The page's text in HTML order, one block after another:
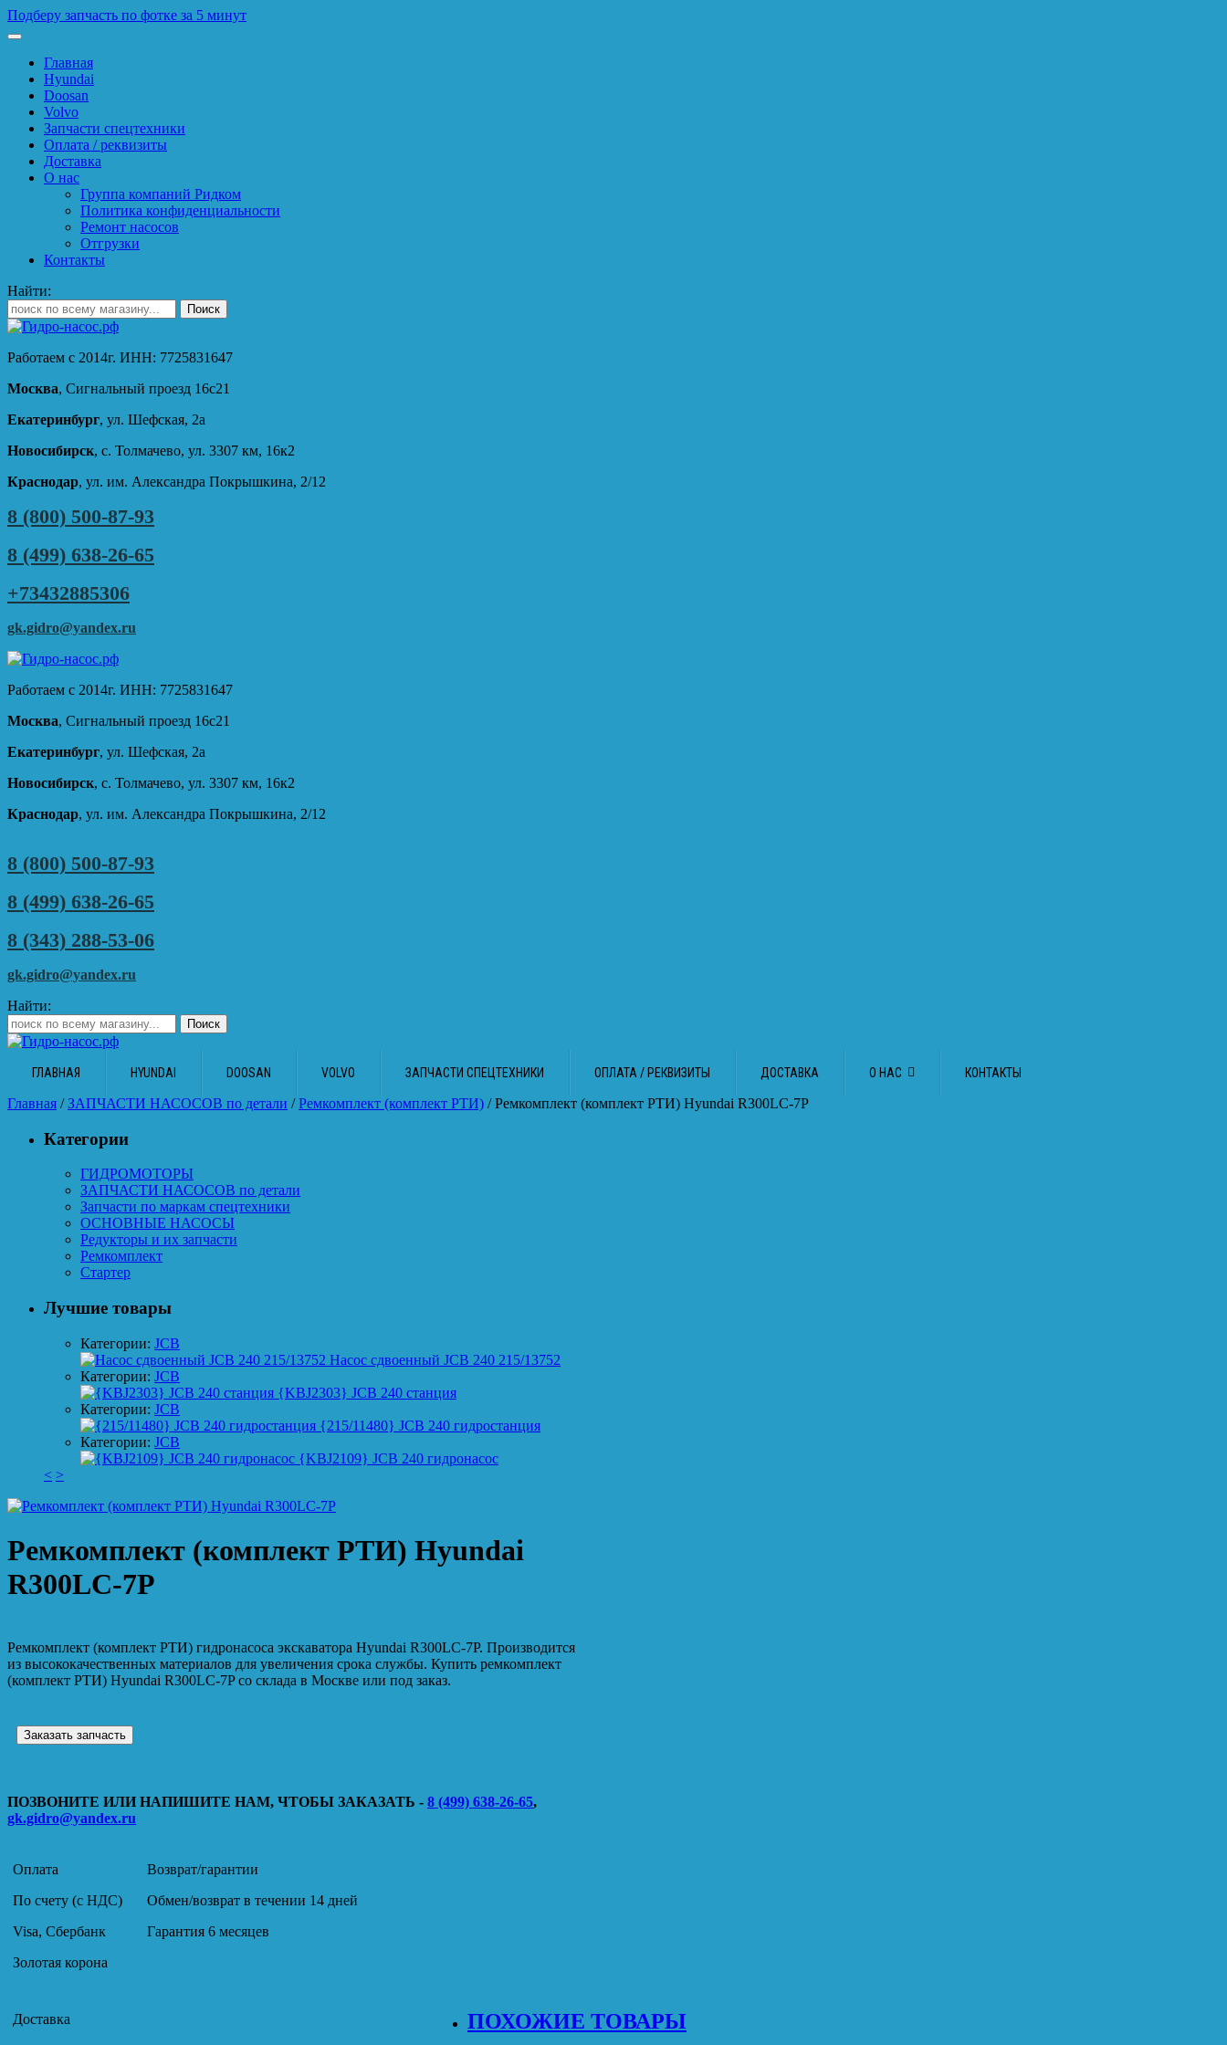
Подберу запчасть по фотке за 5 минут
Главная
Hyundai
Doosan
Volvo
Запчасти спецтехники
Оплата / реквизиты
Доставка
О нас
Группа компаний Ридком
Политика конфиденциальности
Ремонт насосов
Отгрузки
Контакты
Найти:
Работаем с 2014г. ИНН: 7725831647
Москва, Сигнальный проезд 16с21
Екатеринбург, ул. Шефская, 2а
Новосибирск, с. Толмачево, ул. 3307 км, 16к2
Краснодар, ул. им. Александра Покрышкина, 2/12
8 (800) 500-87-93
8 (499) 638-26-65
+73432885306
gk.gidro@yandex.ru
Работаем с 2014г. ИНН: 7725831647
Москва, Сигнальный проезд 16с21
Екатеринбург, ул. Шефская, 2а
Новосибирск, с. Толмачево, ул. 3307 км, 16к2
Краснодар, ул. им. Александра Покрышкина, 2/12
8 (800) 500-87-93
8 (499) 638-26-65
8 (343) 288-53-06
gk.gidro@yandex.ru
Найти:
ГЛАВНАЯ HYUNDAI DOOSAN VOLVO ЗАПЧАСТИ СПЕЦТЕХНИКИ ОПЛАТА / РЕКВИЗИТЫ ДОСТАВКА О НАС КОНТАКТЫ
Главная /ЗАПЧАСТИ НАСОСОВ по детали /Ремкомплект (комплект РТИ) / Ремкомплект (комплект РТИ) Hyundai R300LC-7P
Категории
ГИДРОМОТОРЫ
ЗАПЧАСТИ НАСОСОВ по детали
Запчасти по маркам спецтехники
ОСНОВНЫЕ НАСОСЫ
Редукторы и их запчасти
Ремкомплект
Стартер
Лучшие товары
Категории: JCB
Насос сдвоенный JCB 240 215/13752
Категории: JCB
{KBJ2303} JCB 240 станция
Категории: JCB
{215/11480} JCB 240 гидростанция
Категории: JCB
{KBJ2109} JCB 240 гидронасос
< >
Ремкомплект (комплект РТИ) Hyundai
R300LC-7P
Ремкомплект (комплект РТИ) гидронасоса экскаватора Hyundai R300LC-7P. Производится
из высококачественных материалов для увеличения срока службы. Купить ремкомплект
(комплект РТИ) Hyundai R300LC-7P со склада в Москве или под заказ.
Заказать запчасть
ПОЗВОНИТЕ ИЛИ НАПИШИТЕ НАМ, ЧТОБЫ ЗАКАЗАТЬ - 8 (499) 638-26-65,
gk.gidro@yandex.ru
Оплата
По счету (с НДС)
Visa, Сбербанк
Золотая корона
Возврат/гарантии
Обмен/возврат в течении 14 дней
Гарантия 6 месяцев
Доставка
ПОХОЖИЕ ТОВАРЫ